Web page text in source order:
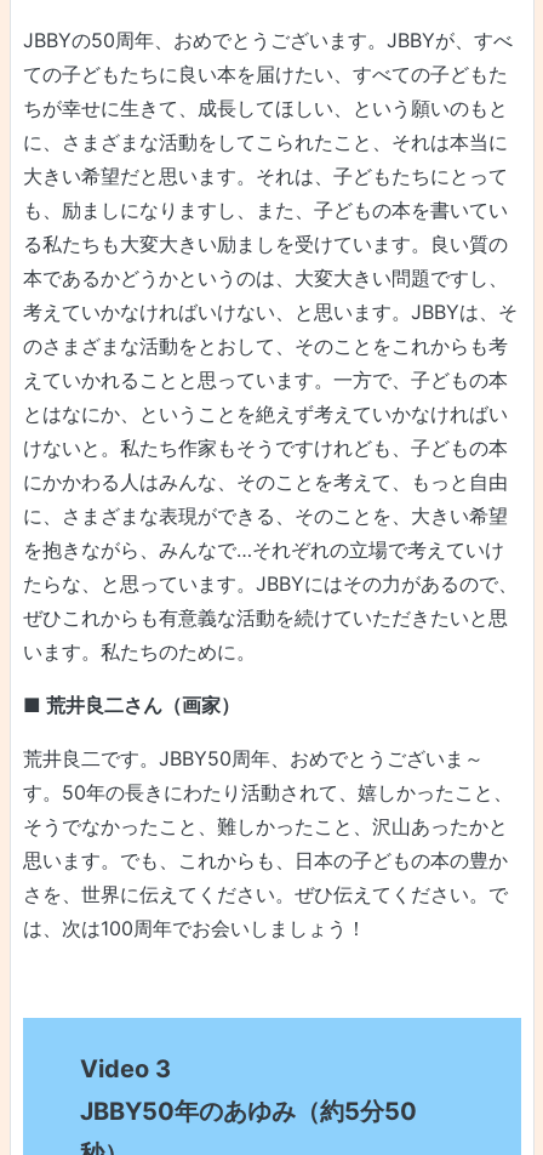
JBBYの50周年、おめでとうございます。JBBYが、すべ
ての子どもたちに良い本を届けたい、すべての子どもた
ちが幸せに生きて、成長してほしい、という願いのもと
に、さまざまな活動をしてこられたこと、それは本当に
大きい希望だと思います。それは、子どもたちにとって
も、励ましになりますし、また、子どもの本を書いてい
る私たちも大変大きい励ましを受けています。良い質の
本であるかどうかというのは、大変大きい問題ですし、
考えていかなければいけない、と思います。JBBYは、そ
のさまざまな活動をとおして、そのことをこれからも考
えていかれることと思っています。一方で、子どもの本
とはなにか、ということを絶えず考えていかなければい
けないと。私たち作家もそうですけれども、子どもの本
にかかわる人はみんな、そのことを考えて、もっと自由
に、さまざまな表現ができる、そのことを、大きい希望
を抱きながら、みんなで…それぞれの立場で考えていけ
たらな、と思っています。JBBYにはその力があるので、
ぜひこれからも有意義な活動を続けていただきたいと思
います。私たちのために。
■ 荒井良二さん（画家）
荒井良二です。JBBY50周年、おめでとうございま～
す。50年の長きにわたり活動されて、嬉しかったこと、
そうでなかったこと、難しかったこと、沢山あったかと
思います。でも、これからも、日本の子どもの本の豊か
さを、世界に伝えてください。ぜひ伝えてください。で
は、次は100周年でお会いしましょう！
Video 3
JBBY50年のあゆみ（約5分50